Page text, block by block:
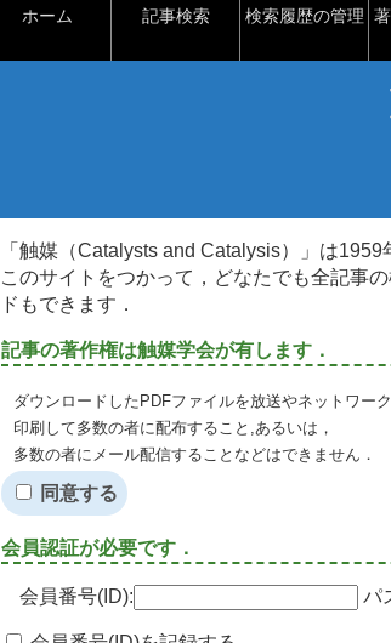
ホーム 記事検索 検索履歴の管理
「触媒（Catalysts and Catalysis）」は
このサイトをつかって，どなたでも全記事
ドもできます．
記事の著作権は触媒学会が有します．
ダウンロードしたPDFファイルを放送やネットワー
印刷して多数の者に配布すること,あるいは，
多数の者にメール配信することなどはできません．
同意する
会員認証が必要です．
会員番号(ID): パ